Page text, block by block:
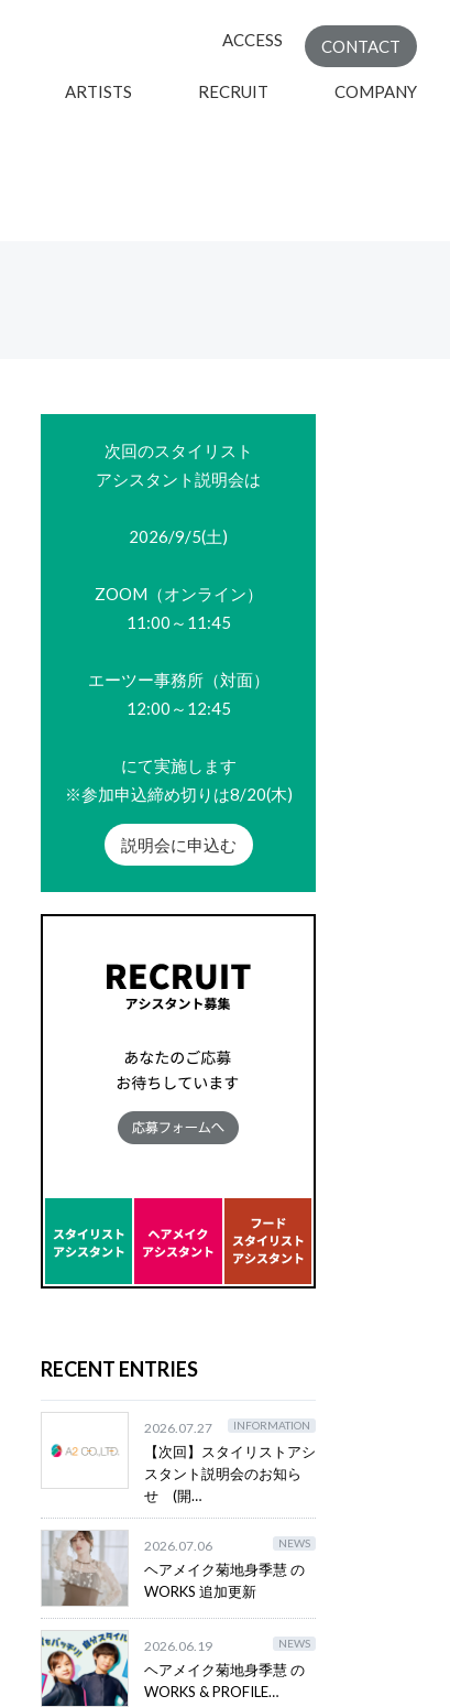
ARTISTS RECRUIT COMPANY
ACCESS CONTACT
次回のスタイリスト
アシスタント説明会は
2026/9/5(土)
ZOOM（オンライン）
11:00～11:45
エーツー事務所（対面）
12:00～12:45
にて実施します
※参加申込締め切りは8/20(木)
説明会に申込む
RECENT ENTRIES
2026.07.27 INFORMATION
【次回】スタイリストアシ
スタント説明会のお知ら
せ (開…
2026.07.06 NEWS
ヘアメイク菊地身季慧 の
WORKS 追加更新
2026.06.19 NEWS
ヘアメイク菊地身季慧 の
WORKS & PROFILE…